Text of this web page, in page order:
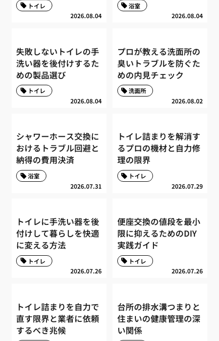
2026.08.04
トイレ
2026.08.04
浴室
失敗しないトイレの手
洗い器を後付けするた
めの製品選び
2026.08.04
トイレ
プロが教える洗面所の
臭いトラブルを防ぐた
めの内見チェック
2026.08.02
洗面所
シャワーホース交換に
おけるトラブル回避と
納得の費用決済
2026.07.31
浴室
トイレ詰まりを解消す
るプロの機材と自力修
理の限界
2026.07.29
トイレ
トイレに手洗い器を後
付けして暮らしを快適
に変える方法
2026.07.26
トイレ
便座交換の値段を最小
限に抑えるためのDIY
実践ガイド
2026.07.26
トイレ
トイレ詰まりを自力で
直す限界と業者に依頼
するべき兆候
台所の排水溝つまりと
住まいの健康管理の深
い関係